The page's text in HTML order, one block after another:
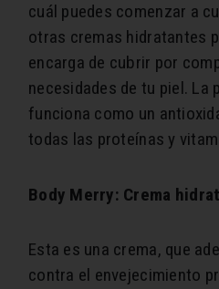
cuál puedes comenzar a
otras cremas hidratantes
encarga de cubrir por
necesidades de tu piel. La
funciona como un
todas las proteínas y
Body Merry: Crema
Esta es una crema, que
contra el envejecimiento